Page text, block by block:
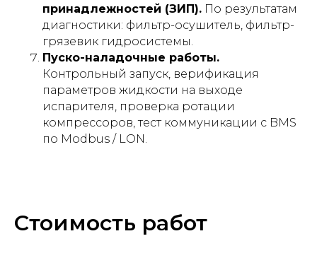
принадлежностей (ЗИП). По результатам
диагностики: фильтр-осушитель, фильтр-
грязевик гидросистемы.
Пуско-наладочные работы.
Контрольный запуск, верификация
параметров жидкости на выходе
испарителя, проверка ротации
компрессоров, тест коммуникации с BMS
по Modbus / LON.
Стоимость работ